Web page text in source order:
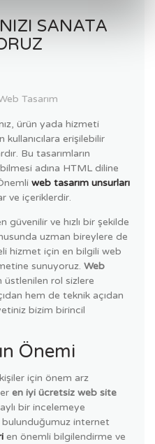
SANATA
Tasarım
ürün yada hizmeti
erişilebilir
Bu tasarımların
adına HTML diline
web tasarım unsurları
ve içeriklerdir.
güvenilir ve hızlı bir şekilde
uzman bireylere de
hizmet için en bilgili web
sunuyoruz. Web
üstlenilen rol sizlere
hem de teknik açıdan
bizim birincil
Önemi
için önem arz
en iyi ücretsiz web site
bir incelemeye
internet
en önemli bilgilendirme ve